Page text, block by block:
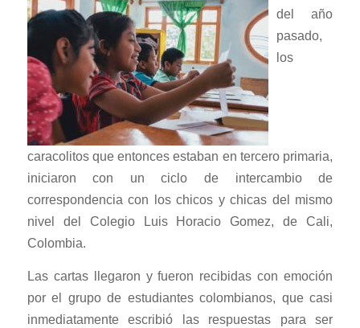
del año
pasado,
los
caracolitos que entonces estaban en tercero primaria,
iniciaron con un ciclo de intercambio de
correspondencia con los chicos y chicas del mismo
nivel del Colegio Luis Horacio Gomez, de Cali,
Colombia.
Las cartas llegaron y fueron recibidas con emoción
por el grupo de estudiantes colombianos, que casi
inmediatamente escribió las respuestas para ser